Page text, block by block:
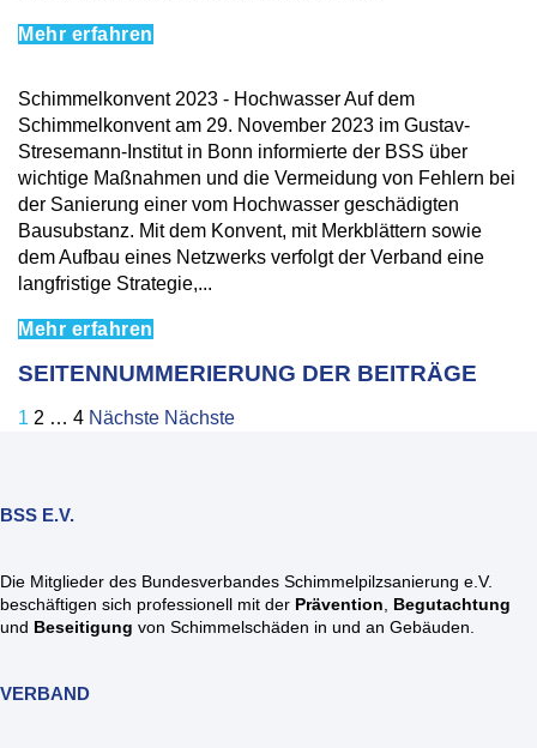
Mehr erfahren
Schimmelkonvent 2023 - Hochwasser Auf dem
Schimmelkonvent am 29. November 2023 im Gustav-
Stresemann-Institut in Bonn informierte der BSS über
wichtige Maßnahmen und die Vermeidung von Fehlern bei
der Sanierung einer vom Hochwasser geschädigten
Bausubstanz. Mit dem Konvent, mit Merkblättern sowie
dem Aufbau eines Netzwerks verfolgt der Verband eine
langfristige Strategie,...
Mehr erfahren
SEITENNUMMERIERUNG DER BEITRÄGE
1 2 … 4 Nächste Nächste
BSS E.V.
Die Mitglieder des Bundesverbandes Schimmelpilzsanierung e.V.
beschäftigen sich professionell mit der Prävention, Begutachtung
und Beseitigung von Schimmelschäden in und an Gebäuden.
VERBAND